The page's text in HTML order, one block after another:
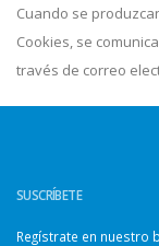
Cuando se
Cookies, se
través de correo
SUSCRÍBETE
Regístrate en nuestro